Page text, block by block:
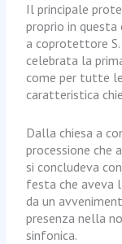
Il principale
proprio in
a coprotettore S.
celebrata la
come per tutte
caratteristica
Dalla chiesa a
processione
si concludeva
festa che aveva
da un
presenza nella
sinfonica.